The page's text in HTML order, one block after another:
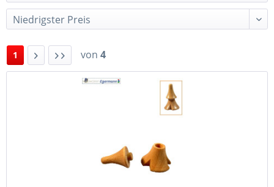
1 von 4